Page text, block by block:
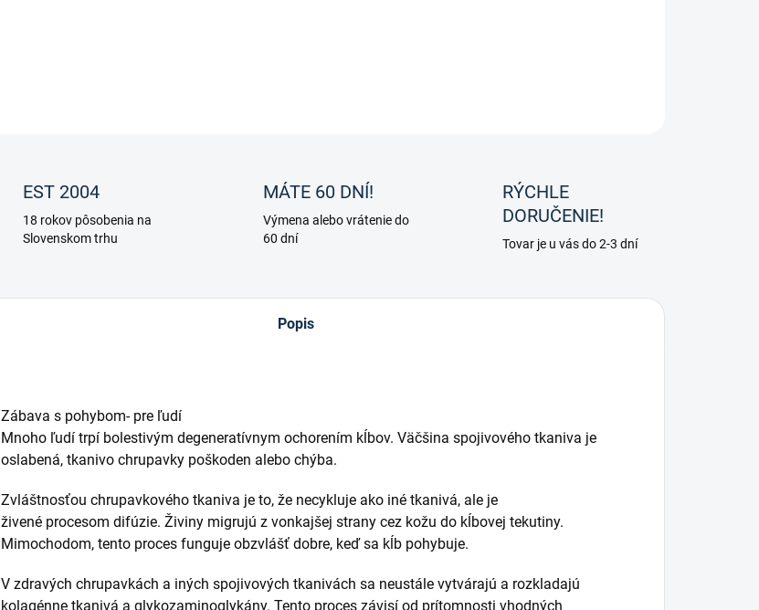
EST 2004
18 rokov pôsobenia na
Slovenskom trhu
MÁTE 60 DNÍ!
Výmena alebo vrátenie do
60 dní
RÝCHLE
DORUČENIE!
Tovar je u vás do 2-3 dní
Popis
Zábava s pohybom- pre ľudí
Mnoho ľudí trpí bolestivým degeneratívnym ochorením kĺbov. Väčšina spojivového tkaniva je
oslabená, tkanivo chrupavky poškoden alebo chýba.
Zvláštnosťou chrupavkového tkaniva je to, že necykluje ako iné tkanivá, ale je
živené procesom difúzie. Živiny migrujú z vonkajšej strany cez kožu do kĺbovej tekutiny.
Mimochodom, tento proces funguje obzvlášť dobre, keď sa kĺb pohybuje.
V zdravých chrupavkách a iných spojivových tkanivách sa neustále vytvárajú a rozkladajú
kolagénne tkanivá a glykozaminoglykány. Tento proces závisí od prítomnosti vhodných